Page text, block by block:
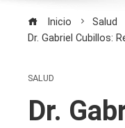
Inicio
Salud
Dr. Gabriel Cubillos:
SALUD
Dr.